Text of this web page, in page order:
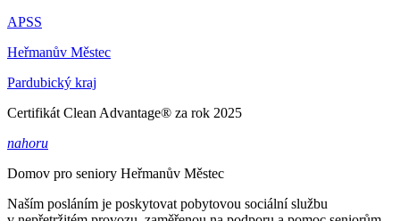
APSS
Heřmanův Městec
Pardubický kraj
Certifikát Clean Advantage® za rok 2025
nahoru
Domov pro seniory Heřmanův Městec
Naším posláním je poskytovat pobytovou sociální službu